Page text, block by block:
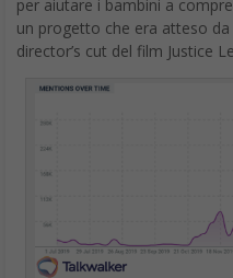
director’s cut del film Justice
La director’s cut di Justice